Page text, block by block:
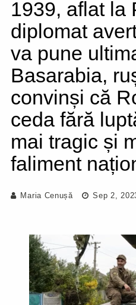
1939, aflat la
diplomat
va pune
Basarabia,
convinși că
ceda fără
mai tragic și
faliment
Maria Cenușă Sep 2,